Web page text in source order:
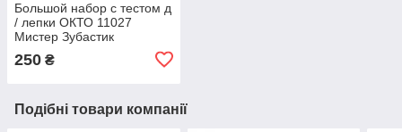
Большой набор с тестом д
/ лепки ОКТО 11027
Мистер Зубастик
250 ₴
Подібні товари компанії